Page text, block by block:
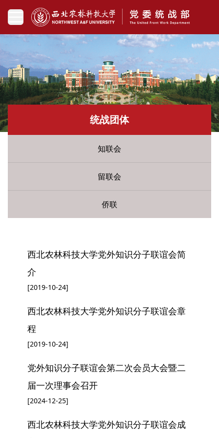
统战团体
知联会
留联会
侨联
西北农林科技大学党外知识分子联谊会简
介
[2019-10-24]
西北农林科技大学党外知识分子联谊会章
程
[2019-10-24]
党外知识分子联谊会第二次会员大会暨二
届一次理事会召开
[2024-12-25]
西北农林科技大学党外知识分子联谊会成